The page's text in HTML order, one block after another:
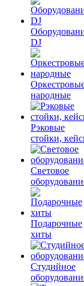
DJ
народные
Рэковые
стойки,
Световое
Подарочные
хиты
Студийное